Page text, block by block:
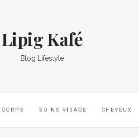
Lipig Kafé
Blog Lifestyle
SOINS VISAGE CHEVEUX